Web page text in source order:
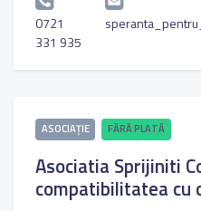
0721
331 935
ASOCIAȚIE FĂRĂ PLATĂ
Asociatia Sprijiniti
compatibilitatea cu